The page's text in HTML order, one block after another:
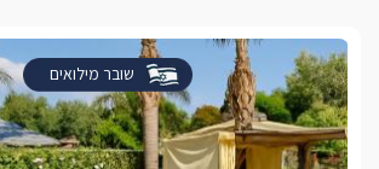
שובר מילואים